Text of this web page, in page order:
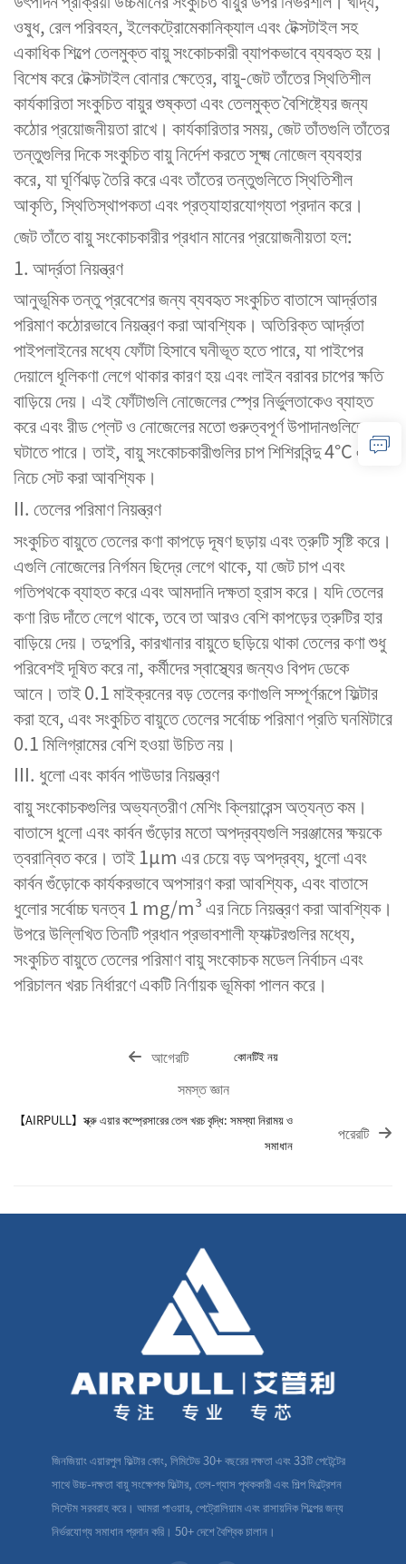
ওষুধ, রেল পরিবহন, ইলেকট্রোমেকানিক্যাল এবং টেক্সটাইল সহ
একাধিক শিল্পে তেলমুক্ত বায়ু সংকোচকারী ব্যাপকভাবে ব্যবহৃত হয়।
বিশেষ করে টেক্সটাইল বোনার ক্ষেত্রে, বায়ু-জেট তাঁতের স্থিতিশীল
কার্যকারিতা সংকুচিত বায়ুর শুষ্কতা এবং তেলমুক্ত বৈশিষ্ট্যের জন্য
কঠোর প্রয়োজনীয়তা রাখে। কার্যকারিতার সময়, জেট তাঁতগুলি তাঁতের
তন্তুগুলির দিকে সংকুচিত বায়ু নির্দেশ করতে সূক্ষ্ম নোজেল ব্যবহার
করে, যা ঘূর্ণিঝড় তৈরি করে এবং তাঁতের তন্তুগুলিতে স্থিতিশীল
আকৃতি, স্থিতিস্থাপকতা এবং প্রত্যাহারযোগ্যতা প্রদান করে।
জেট তাঁতে বায়ু সংকোচকারীর প্রধান মানের প্রয়োজনীয়তা হল:
1. আর্দ্রতা নিয়ন্ত্রণ
আনুভূমিক তন্তু প্রবেশের জন্য ব্যবহৃত সংকুচিত বাতাসে আর্দ্রতার
পরিমাণ কঠোরভাবে নিয়ন্ত্রণ করা আবশ্যিক। অতিরিক্ত আর্দ্রতা
পাইপলাইনের মধ্যে ফোঁটা হিসাবে ঘনীভূত হতে পারে, যা পাইপের
দেয়ালে ধূলিকণা লেগে থাকার কারণ হয় এবং লাইন বরাবর চাপের ক্ষতি
বাড়িয়ে দেয়। এই ফোঁটাগুলি নোজেলের স্প্রে নির্ভুলতাকেও ব্যাহত
করে এবং রীড প্লেট ও নোজেলের মতো গুরুত্বপূর্ণ উপাদানগুলিতে ক্ষয়
ঘটাতে পারে। তাই, বায়ু সংকোচকারীগুলির চাপ শিশিরবিন্দু 4°C এর
নিচে সেট করা আবশ্যিক।
II. তেলের পরিমাণ নিয়ন্ত্রণ
সংকুচিত বায়ুতে তেলের কণা কাপড়ে দূষণ ছড়ায় এবং ত্রুটি সৃষ্টি করে।
এগুলি নোজেলের নির্গমন ছিদ্রে লেগে থাকে, যা জেট চাপ এবং
গতিপথকে ব্যাহত করে এবং আমদানি দক্ষতা হ্রাস করে। যদি তেলের
কণা রিড দাঁতে লেগে থাকে, তবে তা আরও বেশি কাপড়ের ত্রুটির হার
বাড়িয়ে দেয়। তদুপরি, কারখানার বায়ুতে ছড়িয়ে থাকা তেলের কণা শুধু
পরিবেশই দূষিত করে না, কর্মীদের স্বাস্থ্যের জন্যও বিপদ ডেকে
আনে। তাই 0.1 মাইক্রনের বড় তেলের কণাগুলি সম্পূর্ণরূপে ফিল্টার
করা হবে, এবং সংকুচিত বায়ুতে তেলের সর্বোচ্চ পরিমাণ প্রতি ঘনমিটারে
0.1 মিলিগ্রামের বেশি হওয়া উচিত নয়।
III. ধুলো এবং কার্বন পাউডার নিয়ন্ত্রণ
বায়ু সংকোচকগুলির অভ্যন্তরীণ মেশিং ক্লিয়ারেন্স অত্যন্ত কম।
বাতাসে ধুলো এবং কার্বন গুঁড়োর মতো অপদ্রব্যগুলি সরঞ্জামের ক্ষয়কে
ত্বরান্বিত করে। তাই 1μm এর চেয়ে বড় অপদ্রব্য, ধুলো এবং
কার্বন গুঁড়োকে কার্যকরভাবে অপসারণ করা আবশ্যিক, এবং বাতাসে
ধুলোর সর্বোচ্চ ঘনত্ব 1 mg/m³ এর নিচে নিয়ন্ত্রণ করা আবশ্যিক।
উপরে উল্লিখিত তিনটি প্রধান প্রভাবশালী ফ্যাক্টরগুলির মধ্যে,
সংকুচিত বায়ুতে তেলের পরিমাণ বায়ু সংকোচক মডেল নির্বাচন এবং
পরিচালন খরচ নির্ধারণে একটি নির্ণায়ক ভূমিকা পালন করে।
আগেরটি কোনটিই নয়
সমস্ত জ্ঞান
পরেরটি
【AIRPULL】স্ক্রু এয়ার কম্প্রেসারের তেল খরচ বৃদ্ধি: সমস্যা নিরাময় ও
সমাধান
জিনজিয়াং এয়ারপুল ফিল্টার কোং, লিমিটেড 30+ বছরের দক্ষতা এবং 33টি পেটেন্টের
সাথে উচ্চ-দক্ষতা বায়ু সংক্ষেপক ফিল্টার, তেল-গ্যাস পৃথককারী এবং শিল্প ফিল্ট্রেশন
সিস্টেম সরবরাহ করে। আমরা পাওয়ার, পেট্রোলিয়াম এবং রাসায়নিক শিল্পের জন্য
নির্ভরযোগ্য সমাধান প্রদান করি। 50+ দেশে বৈশ্বিক চালান।